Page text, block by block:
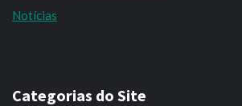
Notícias
Categorias do Site